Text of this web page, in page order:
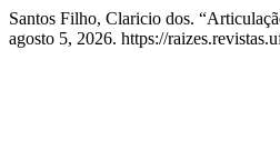
Santos Filho, Claricio dos.
agosto 5, 2026. https://